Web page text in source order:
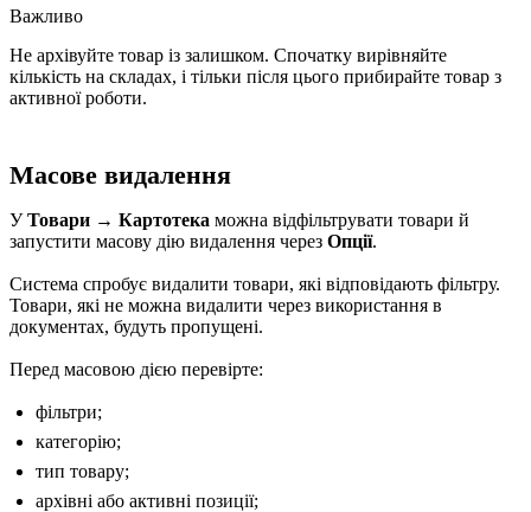
Важливо
Не архівуйте товар із залишком. Спочатку вирівняйте
кількість на складах, і тільки після цього прибирайте товар з
активної роботи.
Масове видалення
УТовари → Картотека можна відфільтрувати товари й
запустити масову дію видалення через Опції.
Система спробує видалити товари, які відповідають фільтру.
Товари, які не можна видалити через використання в
документах, будуть пропущені.
Перед масовою дією перевірте:
фільтри;
категорію;
тип товару;
архівні або активні позиції;